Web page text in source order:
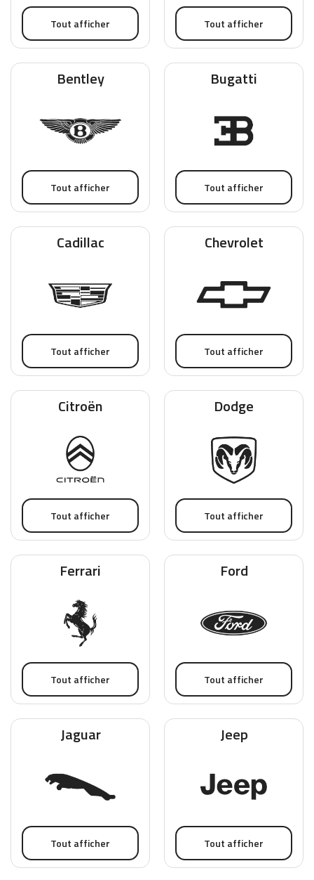
Tout afficher Tout afficher
Bentley
Tout afficher
Bugatti
Tout afficher
Cadillac
Tout afficher
Chevrolet
Tout afficher
Citroën
Tout afficher
Dodge
Tout afficher
Ferrari
Tout afficher
Ford
Tout afficher
Jaguar
Tout afficher
Jeep
Tout afficher